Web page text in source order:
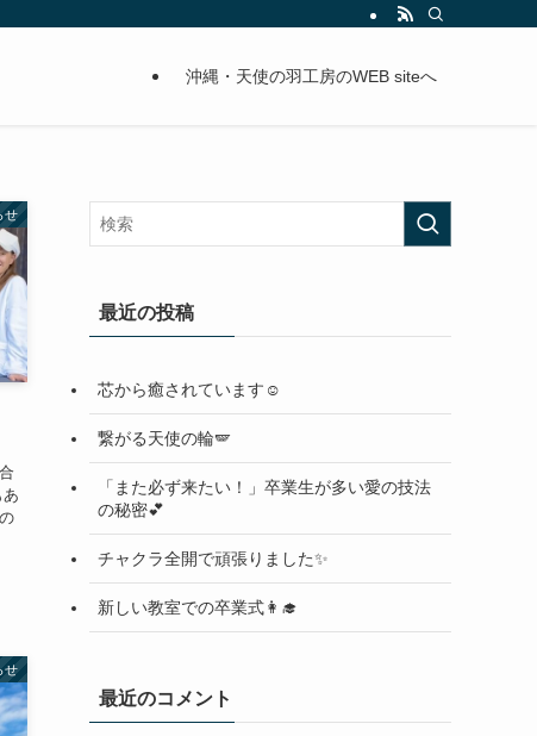
沖縄・天使の羽工房のWEB siteへ
せ
せ
最近の投稿
芯から癒されています☺️
繋がる天使の輪🪽
「また必ず来たい！」卒業生が多い愛の技法
の秘密💕
チャクラ全開で頑張りました✨
新しい教室での卒業式👩‍🎓
最近のコメント